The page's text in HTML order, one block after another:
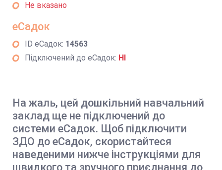
Не вказано
еСадок
ID еСадок: 14563
Підключений до еСадок: НІ
На жаль, цей дошкільний навчальний
заклад ще не підключений до
системи еСадок. Щоб підключити
ЗДО до еСадок, скористайтеся
наведеними нижче інструкціями для
швидкого та зручного приєднання до